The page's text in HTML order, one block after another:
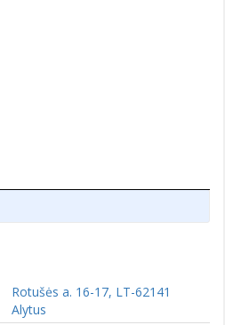
Rotušės a. 16-17, LT-62141
Alytus